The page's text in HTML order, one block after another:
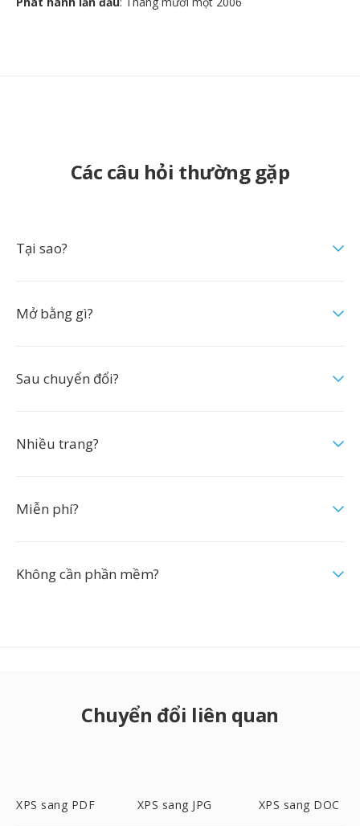
Các câu hỏi thường gặp
Tại sao?
Mở bằng gì?
Sau chuyển đổi?
Nhiều trang?
Miễn phí?
Không cần phần mềm?
Chuyển đổi liên quan
XPS sang PDF XPS sang JPG XPS sang DOC